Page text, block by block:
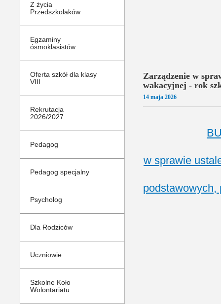
Ojcze
Z życia
Przedszkolaków
Egzaminy
ósmoklasistów
Oferta szkół dla klasy
VIII
Rekrutacja
2026/2027
Pedagog
Pedagog specjalny
Psycholog
Dla Rodziców
Uczniowie
Szkolne Koło
Wolontariatu
Zarządzenie w
wakacyjnej - rok
14 maja 2026
w sprawie
podstawowych,